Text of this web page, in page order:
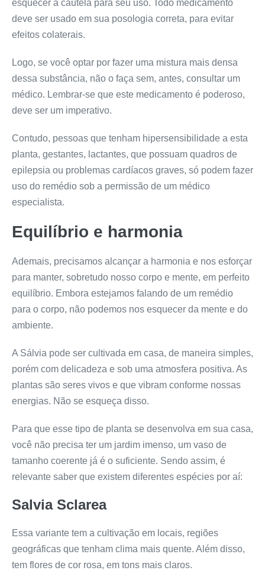
esquecer a cautela para seu uso. Todo medicamento
deve ser usado em sua posologia correta, para evitar
efeitos colaterais.
Logo, se você optar por fazer uma mistura mais densa
dessa substância, não o faça sem, antes, consultar um
médico. Lembrar-se que este medicamento é poderoso,
deve ser um imperativo.
Contudo, pessoas que tenham hipersensibilidade a esta
planta, gestantes, lactantes, que possuam quadros de
epilepsia ou problemas cardíacos graves, só podem fazer
uso do remédio sob a permissão de um médico
especialista.
Equilíbrio e harmonia
Ademais, precisamos alcançar a harmonia e nos esforçar
para manter, sobretudo nosso corpo e mente, em perfeito
equilíbrio. Embora estejamos falando de um remédio
para o corpo, não podemos nos esquecer da mente e do
ambiente.
A Sálvia pode ser cultivada em casa, de maneira simples,
porém com delicadeza e sob uma atmosfera positiva. As
plantas são seres vivos e que vibram conforme nossas
energias. Não se esqueça disso.
Para que esse tipo de planta se desenvolva em sua casa,
você não precisa ter um jardim imenso, um vaso de
tamanho coerente já é o suficiente. Sendo assim, é
relevante saber que existem diferentes espécies por aí:
Salvia Sclarea
Essa variante tem a cultivação em locais, regiões
geográficas que tenham clima mais quente. Além disso,
tem flores de cor rosa, em tons mais claros.